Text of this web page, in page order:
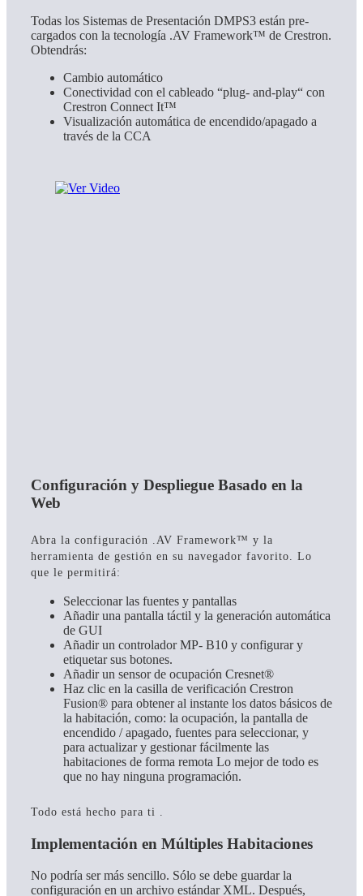
Todas los Sistemas de Presentación DMPS3 están pre-
cargados con la tecnología .AV Framework™ de Crestron.
Obtendrás:
Cambio automático
Conectividad con el cableado “plug- and-play“ con
Crestron Connect It™
Visualización automática de encendido/apagado a
través de la CCA
Configuración y Despliegue Basado en la
Web
Abra la configuración .AV Framework™ y la
herramienta de gestión en su navegador favorito. Lo
que le permitirá:
Seleccionar las fuentes y pantallas
Añadir una pantalla táctil y la generación automática
de GUI
Añadir un controlador MP- B10 y configurar y
etiquetar sus botones.
Añadir un sensor de ocupación Cresnet®
Haz clic en la casilla de verificación Crestron
Fusion® para obtener al instante los datos básicos de
la habitación, como: la ocupación, la pantalla de
encendido / apagado, fuentes para seleccionar, y
para actualizar y gestionar fácilmente las
habitaciones de forma remota Lo mejor de todo es
que no hay ninguna programación.
Todo está hecho para ti .
Implementación en Múltiples Habitaciones
No podría ser más sencillo. Sólo se debe guardar la
configuración en un archivo estándar XML. Después,